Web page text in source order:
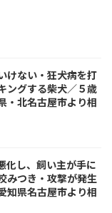
けない・狂犬病を打
ングする柴犬／５歳
・北名古屋市より相
化し、飼い主が手に
みつき・攻撃が発生
知県名古屋市より相